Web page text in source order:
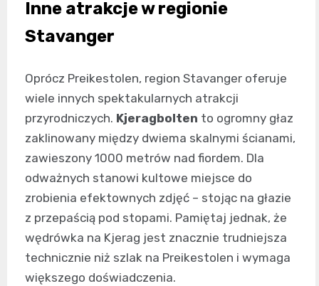
Inne atrakcje w regionie
Stavanger
Oprócz Preikestolen, region Stavanger oferuje
wiele innych spektakularnych atrakcji
przyrodniczych. Kjeragbolten to ogromny głaz
zaklinowany między dwiema skalnymi ścianami,
zawieszony 1000 metrów nad fiordem. Dla
odważnych stanowi kultowe miejsce do
zrobienia efektownych zdjęć – stojąc na głazie
z przepaścią pod stopami. Pamiętaj jednak, że
wędrówka na Kjerag jest znacznie trudniejsza
technicznie niż szlak na Preikestolen i wymaga
większego doświadczenia.